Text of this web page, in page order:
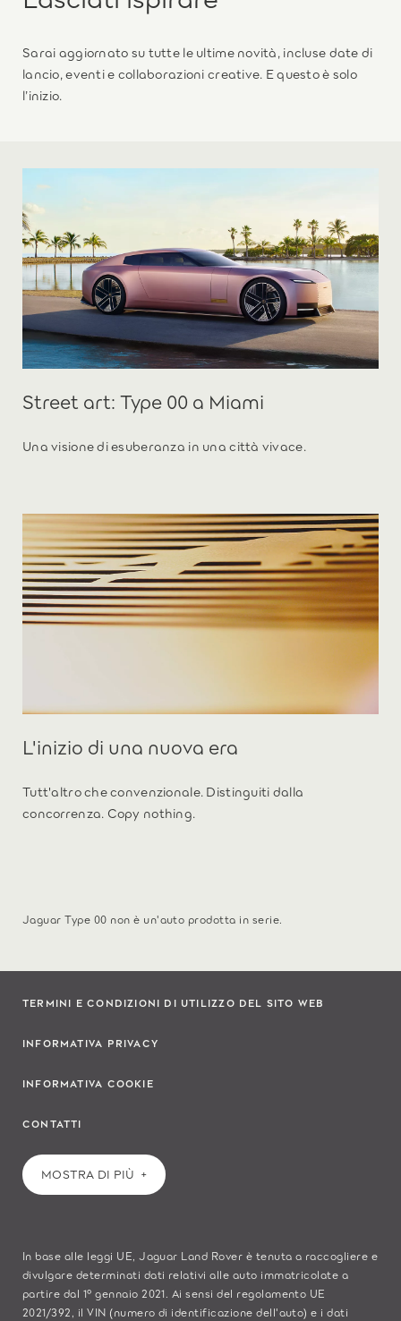
Sarai aggiornato su tutte le ultime novità, incluse date di
lancio, eventi e collaborazioni creative. E questo è solo
l’inizio.
Street art: Type 00 a Miami
Una visione di esuberanza in una città vivace.
L'inizio di una nuova era
Tutt'altro che convenzionale. Distinguiti dalla
concorrenza. Copy nothing.
Jaguar Type 00 non è un'auto prodotta in serie.
TERMINI E CONDIZIONI DI UTILIZZO DEL SITO WEB
INFORMATIVA PRIVACY
INFORMATIVA COOKIE
CONTATTI
MOSTRA DI PIÙ
In base alle leggi UE, Jaguar Land Rover è tenuta a raccogliere e
divulgare determinati dati relativi alle auto immatricolate a
partire dal 1° gennaio 2021. Ai sensi del regolamento UE
2021/392, il VIN (numero di identificazione dell'auto) e i dati